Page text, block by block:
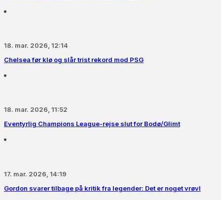
18. mar. 2026, 12:14
Chelsea før klø og slår trist rekord mod PSG
18. mar. 2026, 11:52
Eventyrlig Champions League-rejse slut for Bodø/Glimt
17. mar. 2026, 14:19
Gordon svarer tilbage på kritik fra legender: Det er noget vrøvl